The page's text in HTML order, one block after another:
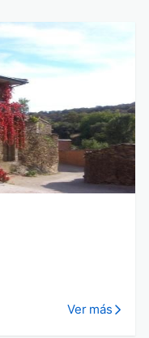
Ver más